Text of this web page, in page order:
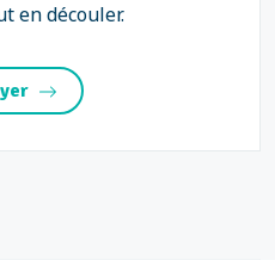
en découler.